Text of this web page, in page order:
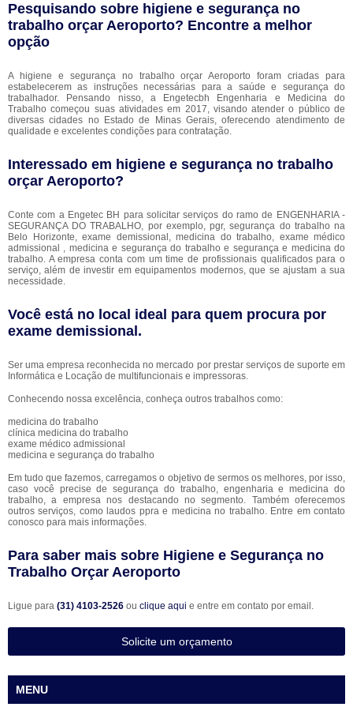
Pesquisando sobre higiene e segurança no
trabalho orçar Aeroporto? Encontre a melhor
opção
A higiene e segurança no trabalho orçar Aeroporto foram criadas para
estabelecerem as instruções necessárias para a saúde e segurança do
trabalhador. Pensando nisso, a Engetecbh Engenharia e Medicina do
Trabalho começou suas atividades em 2017, visando atender o público de
diversas cidades no Estado de Minas Gerais, oferecendo atendimento de
qualidade e excelentes condições para contratação.
Interessado em higiene e segurança no trabalho
orçar Aeroporto?
Conte com a Engetec BH para solicitar serviços do ramo de ENGENHARIA -
SEGURANÇA DO TRABALHO, por exemplo, pgr, segurança do trabalho na
Belo Horizonte, exame demissional, medicina do trabalho, exame médico
admissional , medicina e segurança do trabalho e segurança e medicina do
trabalho. A empresa conta com um time de profissionais qualificados para o
serviço, além de investir em equipamentos modernos, que se ajustam a sua
necessidade.
Você está no local ideal para quem procura por
exame demissional .
Ser uma empresa reconhecida no mercado por prestar serviços de suporte em
Informática e Locação de multifuncionais e impressoras.
Conhecendo nossa excelência, conheça outros trabalhos como:
medicina do trabalho
clínica medicina do trabalho
exame médico admissional
medicina e segurança do trabalho
Em tudo que fazemos, carregamos o objetivo de sermos os melhores, por isso,
caso você precise de segurança do trabalho, engenharia e medicina do
trabalho, a empresa nos destacando no segmento. Também oferecemos
outros serviços, como laudos ppra e medicina no trabalho. Entre em contato
conosco para mais informações.
Para saber mais sobre Higiene e Segurança no
Trabalho Orçar Aeroporto
Ligue para (31) 4103-2526 ou clique aqui e entre em contato por email.
Solicite um orçamento
MENU